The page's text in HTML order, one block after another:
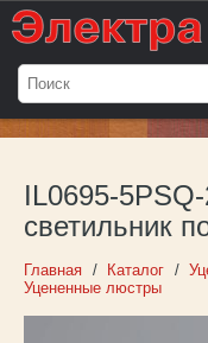
Мой
пуст
Войти
О компании
IL0695-
светильник
Главная Каталог
Уцененные люстры